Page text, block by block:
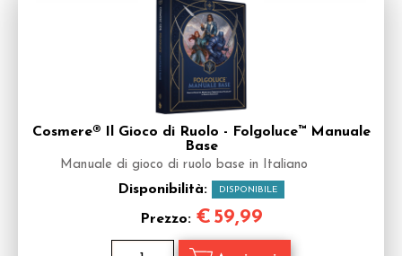
Cosmere® Il Gioco di Ruolo - Folgoluce™ Manuale
Base
Manuale di gioco di ruolo base in Italiano
Disponibilità: DISPONIBILE
Prezzo: € 59,99